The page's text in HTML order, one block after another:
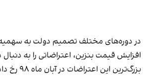
در دوره‌های مختلف تصمیم دولت به
افزایش قیمت بنزین، اعتراضاتی را به
بزرگ‌ترین این